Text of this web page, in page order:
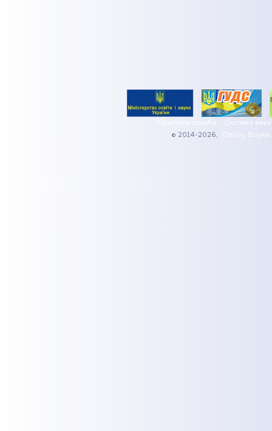
Поштова служба
Система
© 2014-2026,
Dmitry Boyko